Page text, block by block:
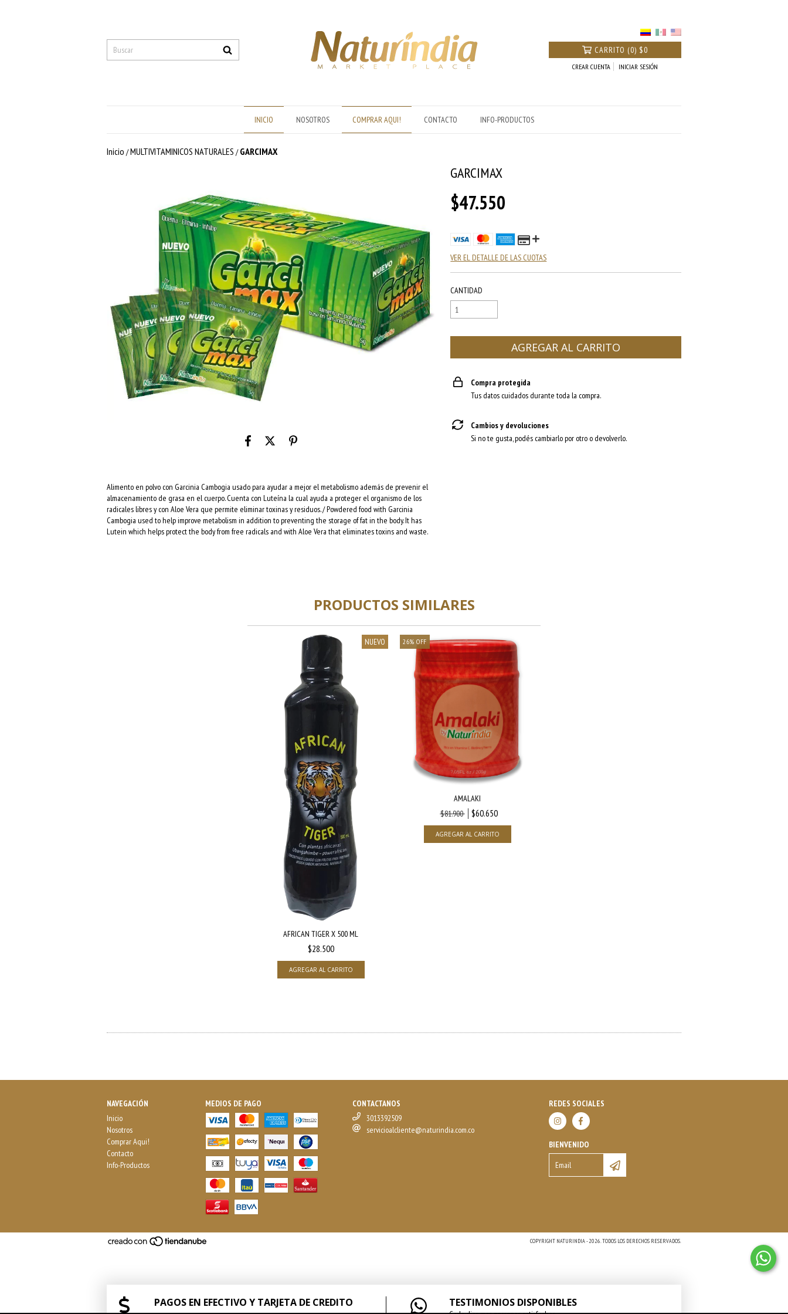
CARRITO (0) $0
CREAR CUENTA INICIAR SESIÓN
INICIO NOSOTROS COMPRAR AQUI! CONTACTO INFO-PRODUCTOS
Inicio /MULTIVITAMINICOS NATURALES / GARCIMAX
Alimento en polvo con Garcinia Cambogia usado para ayudar a mejor el metabolismo además de prevenir el
almacenamiento de grasa en el cuerpo. Cuenta con Luteína la cual ayuda a proteger el organismo de los
radicales libres y con Aloe Vera que permite eliminar toxinas y residuos. / Powdered food with Garcinia
Cambogia used to help improve metabolism in addition to preventing the storage of fat in the body. It has
Lutein which helps protect the body from free radicals and with Aloe Vera that eliminates toxins and waste.
GARCIMAX
$47.550
VER EL DETALLE DE LAS CUOTAS
CANTIDAD
Compra protegida
Tus datos cuidados durante toda la compra.
Cambios y devoluciones
Si no te gusta, podés cambiarlo por otro o devolverlo.
PRODUCTOS SIMILARES
NUEVO
AFRICAN TIGER X 500 ML
$28.500
26% OFF
AMALAKI
$81.900
$60.650
PAGOS EN EFECTIVO Y TARJETA DE CREDITO TESTIMONIOS DISPONIBLES
NAVEGACIÓN
Inicio
Nosotros
Comprar Aqui!
Contacto
Info-Productos
MEDIOS DE PAGO
CONTACTANOS
3013392509
servicioalcliente@naturindia.com.co
REDES SOCIALES
BIENVENIDO
COPYRIGHT NATURINDIA - 2026. TODOS LOS DERECHOS RESERVADOS.